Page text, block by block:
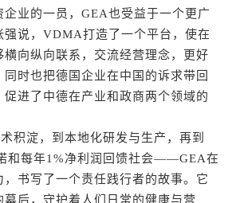
业的一员，GEA也受益于一个更广
强说，VDMA打造了一个平台，使在
横向纵向联系，交流经营理念，更好
时也把德国企业在中国的诉求带回
进了中德在产业和政商两个领域的
淀，到本地化研发与生产，再到
和每年1%净利润回馈社会——GEA在
，书写了一个责任践行者的故事。它
后，守护着人们日常的健康与营